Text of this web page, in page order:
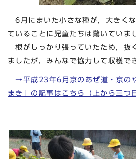
6月にまいた小さな種が，大きく
ていることに児童たちは驚いていま
根がしっかり張っていたため，抜
ましたが，みんなで協力して収穫で
→平成23年6月京のあぜ道・京の
まき」の記事はこちら（上から三つ